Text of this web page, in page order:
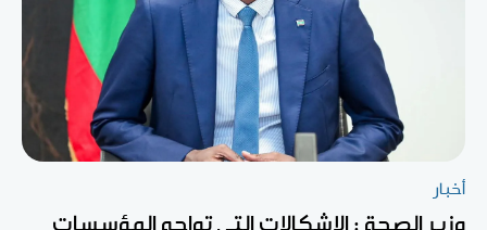
أخبار
وزير الصحة : الإشكالات التي تواجه المؤسسات